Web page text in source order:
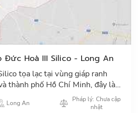
Đức Hoà III Silico - Long An
tọa lạc tại vùng giáp ranh
thành phố Hồ Chí Minh, đây là
phát triển công nghiệp và đô thị
Long An
Pháp lý: Chưa cập
nhật